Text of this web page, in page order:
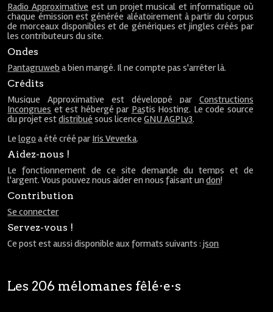
Radio Approximative est un projet musical et informatique où
chaque émission est générée aléatoirement à partir du corpus
de morceaux disponibles et de génériques et jingles créés par
les contributeurs du site.
Ondes
Pantagruweb a bien mangé. Il ne compte pas s'arrêter là.
Crédits
Musique Approximative est développé par Constructions
Incongrues et est hébergé par Pastis Hosting. Le code source
du projet estdistribué sous licenceGNU AGPLv3.
Lelogo a été créé par Iris Veverka.
Aidez-nous !
Le fonctionnement de ce site demande du temps et de
l'argent. Vous pouvez nous aider en nous faisant undon!
Contribution
Se connecter
Servez-vous !
Ce post est aussi disponible aux formats suivants :json
Les 206 mélomanes fêlé⋅e⋅s